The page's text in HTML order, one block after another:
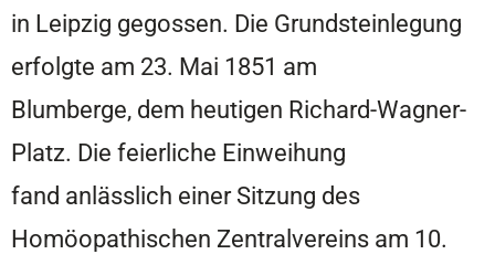
in Leipzig gegossen. Die Grundsteinlegung
erfolgte am 23. Mai 1851 am
Blumberge, dem heutigen Richard-Wagner-
Platz. Die feierliche Einweihung
fand anlässlich einer Sitzung des
Homöopathischen Zentralvereins am 10.